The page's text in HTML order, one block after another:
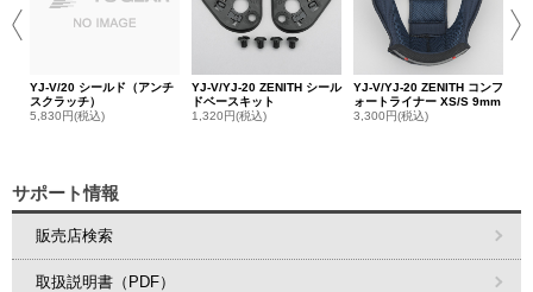
YJ-V/20 シールド（アンチ
スクラッチ）
5,830円(税込)
YJ-V/YJ-20 ZENITH シール
ドベースキット
1,320円(税込)
YJ-V/YJ-20 ZENITH コンフ
ォートライナー XS/S 9mm
3,300円(税込)
サポート情報
販売店検索
取扱説明書（PDF）